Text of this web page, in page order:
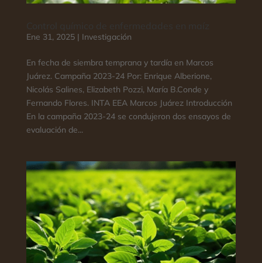
Ene 31, 2025| Investigación
En fecha de siembra temprana y tardía en Marcos
Juárez. Campaña 2023-24 Por: Enrique Alberione,
Nicolás Salines, Elizabeth Pozzi, María B.Conde y
Fernando Flores. INTA EEA Marcos Juárez Introducción
En la campaña 2023-24 se condujeron dos ensayos de
evaluación de...